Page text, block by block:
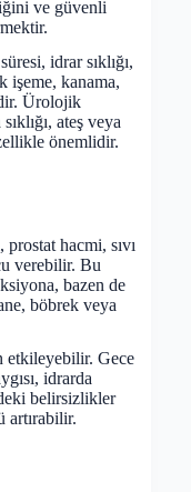
ve güvenli
idrar sıklığı,
işeme, kanama,
Ürolojik
ateş veya
önemlidir.
hacmi, sıvı
verebilir. Bu
bazen de
böbrek veya
etkileyebilir. Gece
idrarda
belirsizlikler